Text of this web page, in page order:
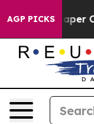
AGP PICKSOwner